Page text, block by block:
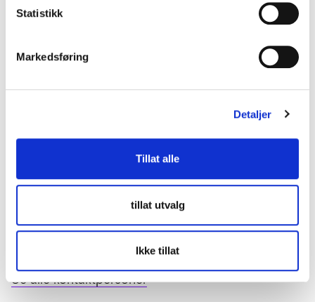
Statistikk
Markedsføring
Detaljer
Tillat alle
tillat utvalg
Ikke tillat
anskaffelser.no
Se alle kontaktpersoner